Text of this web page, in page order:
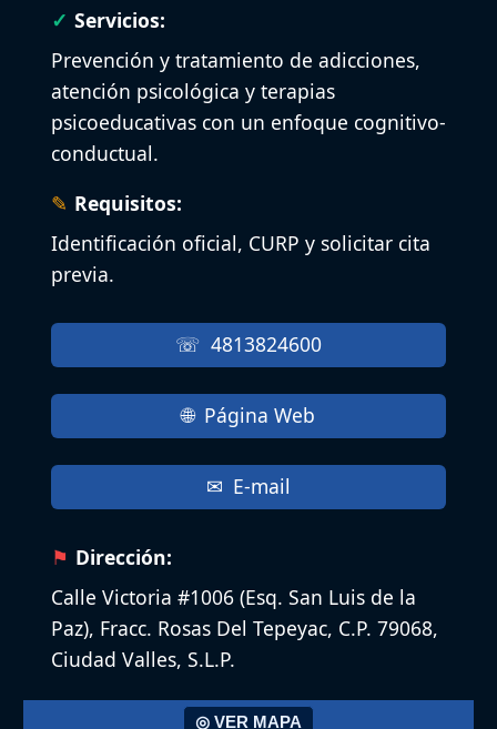
Servicios:
Prevención y tratamiento de adicciones,
atención psicológica y terapias
psicoeducativas con un enfoque cognitivo-
conductual.
Requisitos:
Identificación oficial, CURP y solicitar cita
previa.
4813824600
Página Web
E-mail
Dirección:
Calle Victoria #1006 (Esq. San Luis de la
Paz), Fracc. Rosas Del Tepeyac, C.P. 79068,
Ciudad Valles, S.L.P.
◎ VER MAPA